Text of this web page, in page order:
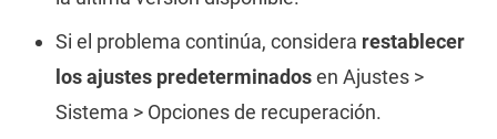
Si el problema continúa, considera restablecer
los ajustes predeterminadosen Ajustes >
Sistema > Opciones de recuperación.